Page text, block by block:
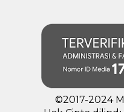
©2017-2024